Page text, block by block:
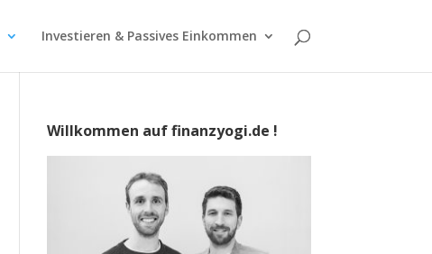
Investieren & Passives Einkommen
Willkommen auf finanzyogi.de !